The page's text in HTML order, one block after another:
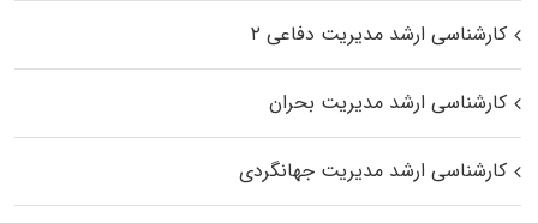
کارشناسی ارشد مدیریت دفاعی ۲
کارشناسی ارشد مدیریت بحران
کارشناسی ارشد مدیریت جهانگردی